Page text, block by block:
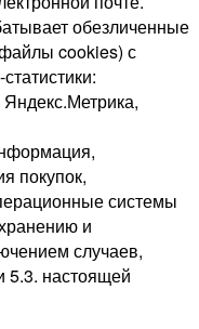
обезличенные
cookies) с
покупок,
системы
и
случаев,
5.3. настоящей